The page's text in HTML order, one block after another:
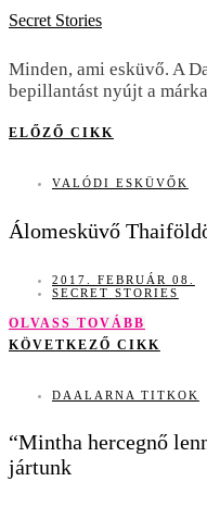
Secret Stories
Minden, ami esküvő. A
bepillantást nyújt a
ELŐZŐ CIKK
VALÓDI ESKÜVŐK
Álomesküvő
2017. FEBRUÁR 08.
SECRET STORIES
OLVASS TOVÁBB
KÖVETKEZŐ CIKK
DAALARNA TITKOK
“Mintha hercegnő
jártunk